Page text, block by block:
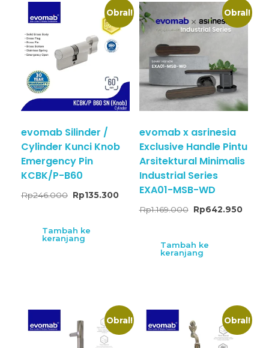
Obral!
evomab Silinder /
Cylinder Kunci Knob
Emergency Pin
KCBK/P-B60
Rp246.000 Rp135.300
Tambah ke
keranjang
Obral!
evomab x asrinesia
Exclusive Handle Pintu
Arsitektural Minimalis
Industrial Series
EXA01-MSB-WD
Rp1.169.000 Rp642.950
Tambah ke
keranjang
Obral! Obral!